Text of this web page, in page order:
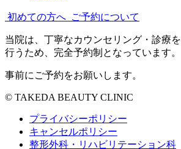
初めての方へ ご予約について
当院は、丁寧なカウンセリング・診療を
行うため、完全予約制となっています。
事前にご予約をお願いします。
© TAKEDA BEAUTY CLINIC
プライバシーポリシー
キャンセルポリシー
整形外科・リハビリテーション科